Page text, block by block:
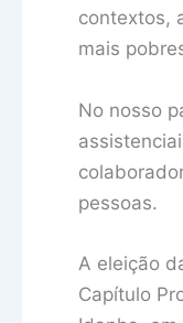
contextos,
mais
No nosso
pessoas.
A eleição
Capítulo